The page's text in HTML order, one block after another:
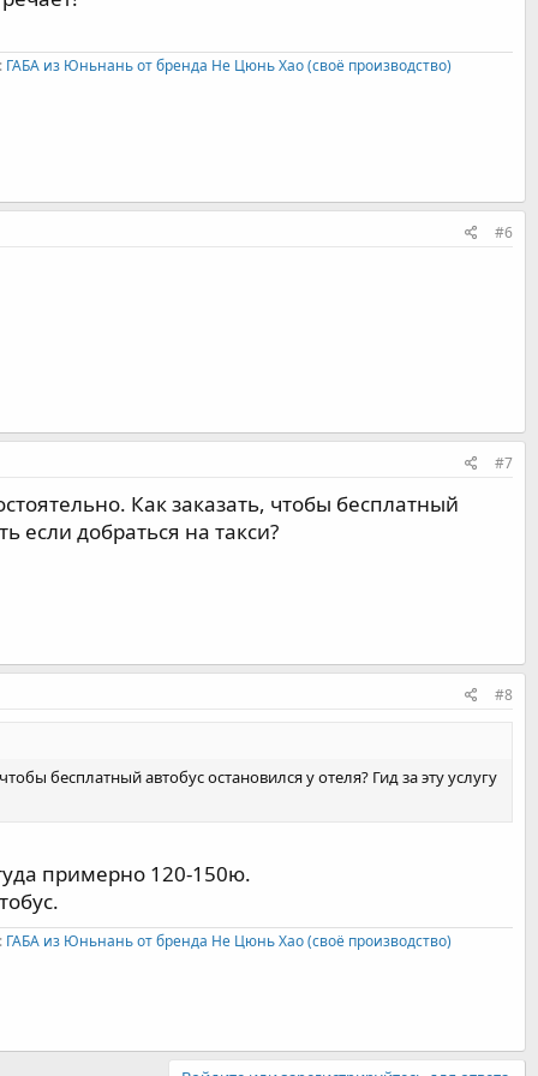
ГАБА из Юньнань от бренда Не Цюнь Хао (своё производство)
#6
#7
Как заказать, чтобы бесплатный
если добраться на такси?
#8
бесплатный автобус остановился у отеля? Гид за эту услугу
примерно 120-150ю.
ГАБА из Юньнань от бренда Не Цюнь Хао (своё производство)